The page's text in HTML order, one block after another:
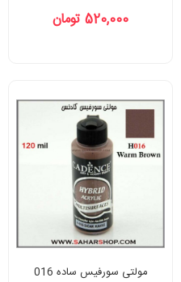
520,000 تومان
مولتی سورفیس ساده 016